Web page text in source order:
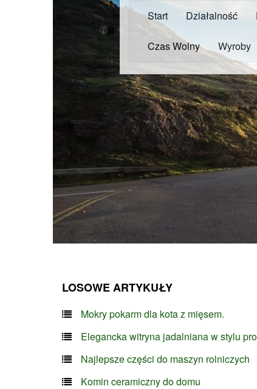
Start Działalność
Czas Wolny Wyroby
LOSOWE ARTYKUŁY
Mokry pokarm dla kota z mięsem.
Elegancka witryna jadalniana w stylu
Najlepsze części do maszyn rolniczych
Komin ceramiczny do domu